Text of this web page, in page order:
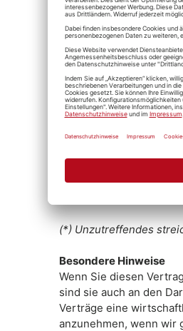
support@detailing1.de
– Hiermit widerrufe(n)
über den Kauf der
Waren (*)/die
– Bestellt am (*)/
– Name des/der
– Unterschrift des/der
(*) Unzutreffendes
Besondere Hinweise
Wenn Sie diesen
sind sie auch an den
Verträge eine
anzunehmen, wenn wir